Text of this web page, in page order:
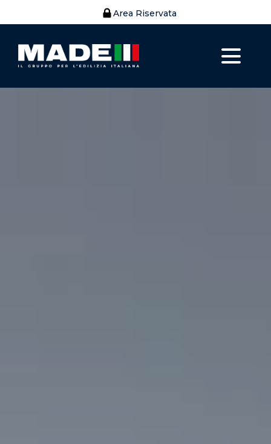
Area Riservata